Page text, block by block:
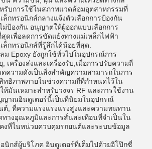
รับการใช้ในสภาพแวดล้อมอุตสาหกรรมที่
ล็กทรอนิกส์กลางแจ้งตัวเลือกการป้องกัน
ม่ป้องกัน อนุญาตให้ผู้ออกแบบเลือกการ
ดเพื่อลดการขัดแย้งทางแม่เหล็กไฟฟ้า
ล็กทรอนิกส์ที่รู้สึกได้น้อยที่สุด.
Epoxy ยังถูกใช้ทั่วไปในอุปกรณ์การ
เครื่องส่งและเครื่องรับ,เมื่อการปรับความถี่
ความดังเป็นสิ่งสําคัญความสามารถในการ
ทธิภาพภายในช่วงความถี่ที่กําหนดไว้ใน
ห้มันเหมาะสําหรับวงจร RF และการใช้งาน
ญาณอินดูเตอร์นี้เป็นที่นิยมในอุปกรณ์
ต์, ที่ความแรงแรงแรงสูงและความทนทาน
ทางอุณหภูมิและการสั่นสะเทือนที่จําเป็นใน
งที่ในหน่วยควบคุมรถยนต์และระบบข้อมูล
นิกส์ผู้บริโภค อินดูเตอร์ที่เต็มไปด้วยอีโป๊กซี่